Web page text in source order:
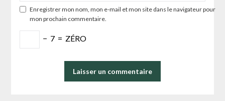
Enregistrer mon nom, mon e-mail et mon site dans le navigateur pour
mon prochain commentaire.
− 7 = ZÉRO